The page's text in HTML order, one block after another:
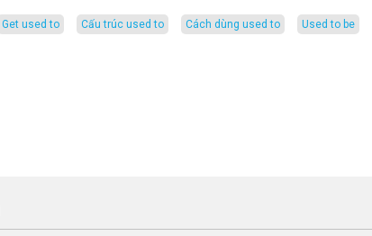
get used to cấu trúc used to cách dùng used to used to be